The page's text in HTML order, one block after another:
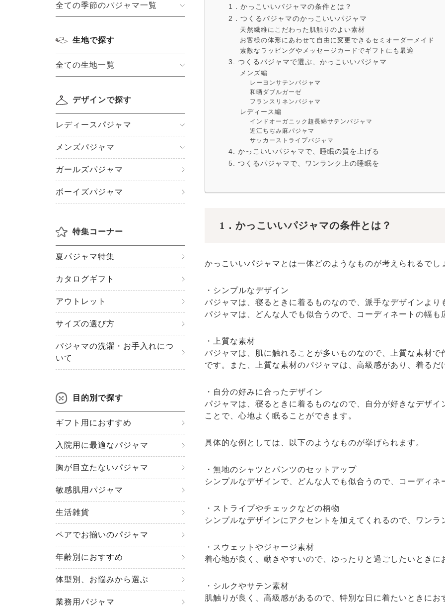
全ての季節のパジャマ一覧
生地で探す
全ての生地一覧
デザインで探す
レディースパジャマ
メンズパジャマ
ガールズパジャマ
ボーイズパジャマ
特集コーナー
夏パジャマ特集
カタログギフト
アウトレット
サイズの選び方
パジャマの洗濯・お手入れにつ
いて
目的別で探す
ギフト用におすすめ
入院用に最適なパジャマ
胸が目立たないパジャマ
敏感肌用パジャマ
生活雑貨
ペアでお揃いのパジャマ
年齢別におすすめ
体型別、お悩みから選ぶ
業務用パジャマ
1．かっこいいパジャマの条件とは？
2．つくるパジャマのかっこいいパジャマ
天然繊維にこだわった肌触りのよい素材
お客様の体形にあわせて自由に変更できるセミオーダーメイド
素敵なラッピングやメッセージカードでギフトにも最適
3. つくるパジャマで選ぶ、かっこいいパジャマ
メンズ編
レーヨンサテンパジャマ
和晒ダブルガーゼ
フランスリネンパジャマ
レディース編
インドオーガニック超長綿サテンパジャマ
近江ちぢみ麻パジャマ
サッカーストライプパジャマ
4. かっこいいパジャマで、睡眠の質を上げる
5. つくるパジャマで、ワンランク上の睡眠を
1．かっこいいパジャマの条件とは？
かっこいいパジャマ とは一体どのようなものが考えられるでし
・シンプルなデザイン
パジャマは、寝るときに着るものなので、派手なデザインよ
パジャマは、どんな人でも似合うので、コーディネートの幅も
・上質な素材
パジャマは、肌に触れることが多いものなので、上質な素材
です。また、上質な素材のパジャマは、高級感があり、着るだ
・自分の好みに合ったデザイン
パジャマは、寝るときに着るものなので、自分が好きなデザ
ことで、心地よく眠ることができます。
具体的な例としては、以下のようなものが挙げられます。
・無地のシャツとパンツのセットアップ
シンプルなデザインで、どんな人でも似合うので、コーディネ
・ストライプやチェックなどの柄物
シンプルなデザインにアクセントを加えてくれるので、ワンラ
・スウェットやジャージ素材
着心地が良く、動きやすいので、ゆったりと過ごしたいときに
・シルクやサテン素材
肌触りが良く、高級感があるので、特別な日に着たいときにお